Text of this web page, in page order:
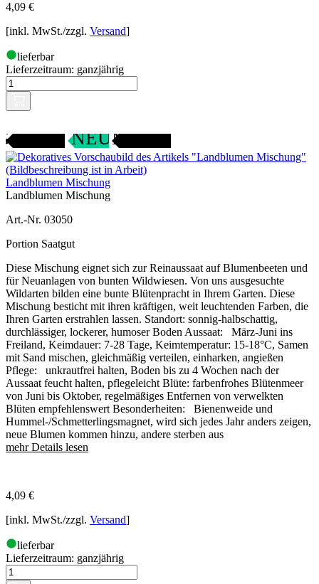
4,09 €
[inkl. MwSt./zzgl. Versand]
lieferbar
Lieferzeitraum: ganzjährig
NEU
SAMENFEST
Landblumen Mischung
Landblumen Mischung
Art.-Nr. 03050
Portion Saatgut
Diese Mischung eignet sich zur Reinaussaat auf Blumenbeeten und
für Neuanlagen von bunten Wildwiesen. Von uns ausgesuchte
Wildarten bilden eine bunte Blütenpracht in Ihrem Garten. Diese
Mischung besticht mit ihren kräftigen, weit leuchtenden Farben, die
Ihren Garten erstrahlen lassen. Standort: sonnig-halbschattig,
durchlässiger, lockerer, humoser Boden Aussaat: März-Juni ins
Freiland, Keimdauer: 7-28 Tage, Keimtemperatur: 15-18°C, Samen
mit Sand mischen, gleichmäßig verteilen, einharken, angießen
Pflege: unkrautfrei halten, Boden bis zu 4 Wochen nach der
Aussaat feucht halten, pflegeleicht Blüte: farbenfrohes Blütenmeer
von Juni bis Oktober, regelmäßiges Entfernen von verwelkten
Blüten empfehlenswert Besonderheiten: Bienenweide und
Hummel-/Schmetterlingsmagnet, wird sich jedes Jahr anders zeigen,
neue Blumen kommen hinzu, andere sterben aus
mehr Details lesen
4,09 €
[inkl. MwSt./zzgl. Versand]
lieferbar
Lieferzeitraum: ganzjährig